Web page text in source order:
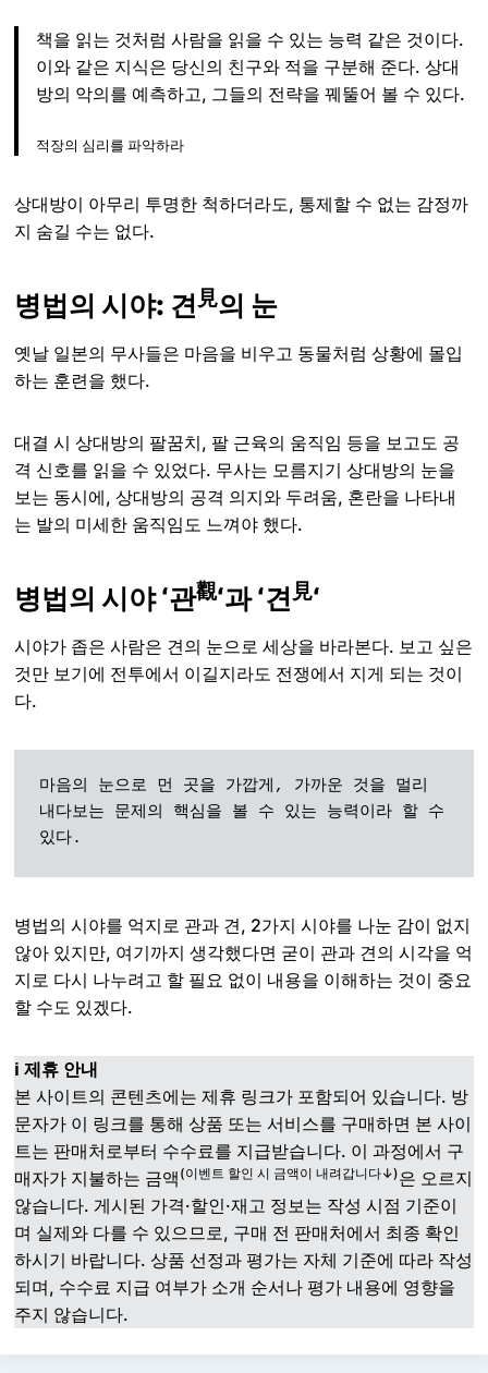
책을 읽는 것처럼 사람을 읽을 수 있는 능력 같은 것이다.
이와 같은 지식은 당신의 친구와 적을 구분해 준다. 상대
방의 악의를 예측하고, 그들의 전략을 꿰뚤어 볼 수 있다.
적장의 심리를 파악하라
상대방이 아무리 투명한 척하더라도, 통제할 수 없는 감정까
지 숨길 수는 없다.
병법의 시야: 견見의 눈
옛날 일본의 무사들은 마음을 비우고 동물처럼 상황에 몰입
하는 훈련을 했다.
대결 시 상대방의 팔꿈치, 팔 근육의 움직임 등을 보고도 공
격 신호를 읽을 수 있었다. 무사는 모름지기 상대방의 눈을
보는 동시에, 상대방의 공격 의지와 두려움, 혼란을 나타내
는 발의 미세한 움직임도 느껴야 했다.
병법의 시야 ‘관觀‘과 ‘견見‘
시야가 좁은 사람은 견의 눈으로 세상을 바라본다. 보고 싶은
것만 보기에 전투에서 이길지라도 전쟁에서 지게 되는 것이
다.
마음의 눈으로 먼 곳을 가깝게, 가까운 것을 멀리
내다보는 문제의 핵심을 볼 수 있는 능력이라 할 수
있다.
병법의 시야를 억지로 관과 견, 2가지 시야를 나눈 감이 없지
않아 있지만, 여기까지 생각했다면 굳이 관과 견의 시각을 억
지로 다시 나누려고 할 필요 없이 내용을 이해하는 것이 중요
할 수도 있겠다.
ℹ️ 제휴 안내
본 사이트의 콘텐츠에는 제휴 링크가 포함되어 있습니다. 방
문자가 이 링크를 통해 상품 또는 서비스를 구매하면 본 사이
트는 판매처로부터 수수료를 지급받습니다. 이 과정에서 구
매자가 지불하는 금액 (이벤트 할인 시 금액이 내려갑니다↓)은 오르지
않습니다. 게시된 가격·할인·재고 정보는 작성 시점 기준이
며 실제와 다를 수 있으므로, 구매 전 판매처에서 최종 확인
하시기 바랍니다. 상품 선정과 평가는 자체 기준에 따라 작성
되며, 수수료 지급 여부가 소개 순서나 평가 내용에 영향을
주지 않습니다.